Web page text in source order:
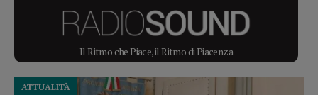
Il Ritmo che Piace, il Ritmo di Piacenza
ATTUALITÀ